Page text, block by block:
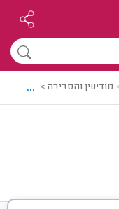
מודיעין והסביבה >...